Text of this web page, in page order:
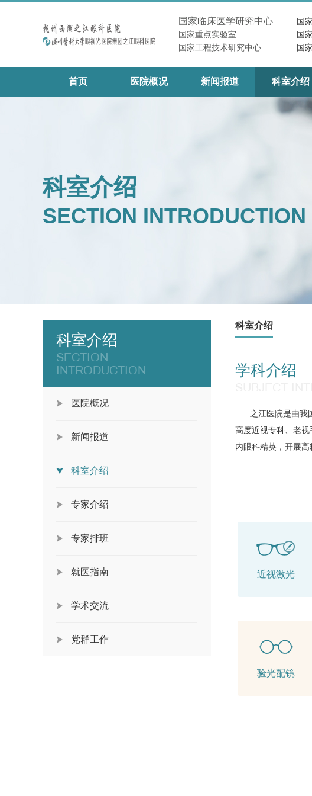
国家临床医学研究中心
国家重点实验室
国家工程技术研究中心
国
国
国
首页 医院概况 新闻报道 科室介绍
科室介绍
SECTION INTRODUCTION
科室介绍
SECTION
INTRODUCTION
医院概况
新闻报道
科室介绍
专家介绍
专家排班
就医指南
学术交流
党群工作
科室介绍
学科介绍
之江医院是由我
高度近视专科、老
内眼科精英，开展高
近视激光
验光配镜